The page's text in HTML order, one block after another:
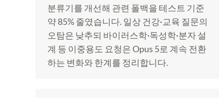
분류기를 개선해 관련 폴백을 테스트 기준
약 85% 줄였습니다. 일상 건강·교육 질문의
오탐은 낮추되 바이러스학·독성학·분자 설
계 등 이중용도 요청은 Opus 5로 계속 전환
하는 변화와 한계를 정리합니다.